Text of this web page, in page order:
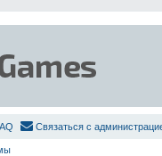
Связаться с